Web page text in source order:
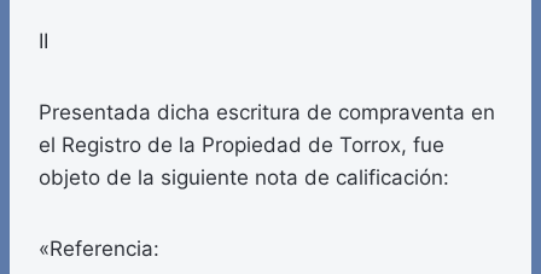
II
Presentada dicha escritura de compraventa en
el Registro de la Propiedad de Torrox, fue
objeto de la siguiente nota de calificación:
«Referencia: